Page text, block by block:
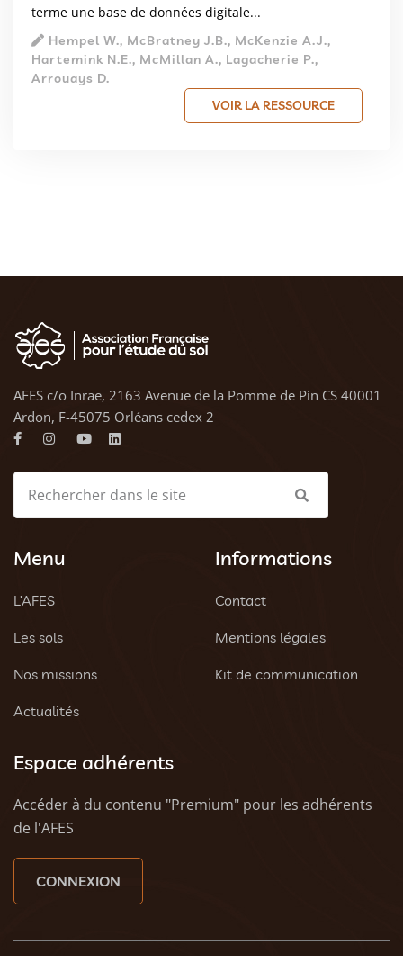
terme une base de données digitale...
Hempel W., McBratney J.B., McKenzie A.J.,
Hartemink N.E., McMillan A., Lagacherie P.,
Arrouays D.
VOIR LA RESSOURCE
AFES c/o Inrae, 2163 Avenue de la Pomme de Pin CS 40001
Ardon, F-45075 Orléans cedex 2
Menu
L’AFES
Les sols
Nos missions
Actualités
Informations
Contact
Mentions légales
Kit de communication
Espace adhérents
Accéder à du contenu "Premium" pour les adhérents
de l'AFES
CONNEXION